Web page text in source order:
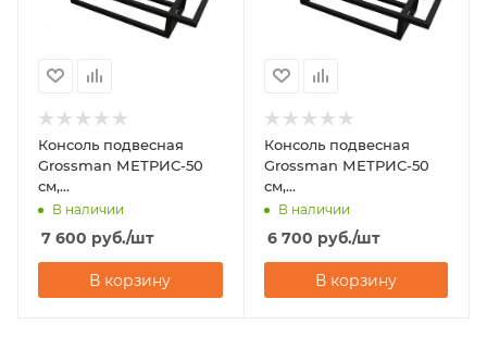
Консоль подвесная
Grossman МЕТРИС-50
см,
полотенцедержатель
слева справа
В наличии
7 600 руб./шт
В корзину
Консоль подвесная
Grossman МЕТРИС-50
см,
полотенцедержатель
В наличии
6 700 руб./шт
В корзину